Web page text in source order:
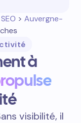
> Auvergne-
à
visibilité, il